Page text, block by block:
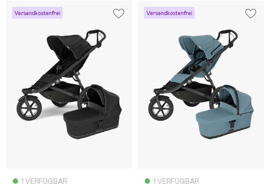
Versandkostenfrei
1 VERFÜGBAR
Versandkostenfrei
1 VERFÜGBAR